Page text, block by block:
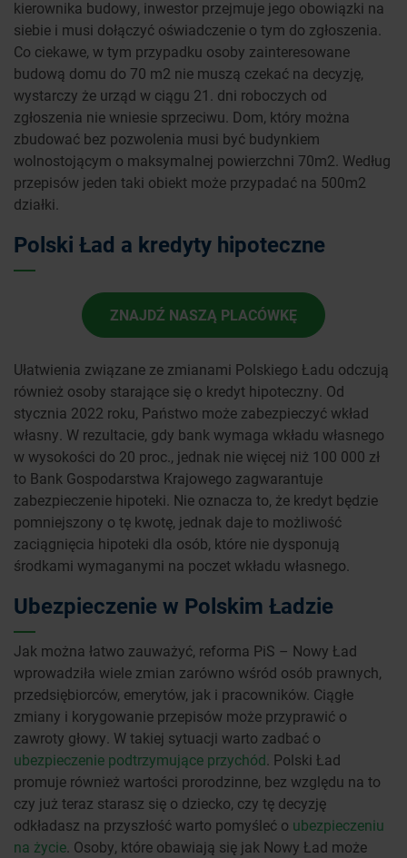
kierownika budowy, inwestor przejmuje jego obowiązki na
siebie i musi dołączyć oświadczenie o tym do zgłoszenia.
Co ciekawe, w tym przypadku osoby zainteresowane
budową domu do 70 m2 nie muszą czekać na decyzję,
wystarczy że urząd w ciągu 21. dni roboczych od
zgłoszenia nie wniesie sprzeciwu. Dom, który można
zbudować bez pozwolenia musi być budynkiem
wolnostojącym o maksymalnej powierzchni 70m2. Według
przepisów jeden taki obiekt może przypadać na 500m2
działki.
Polski Ład a kredyty hipoteczne
ZNAJDŹ NASZĄ PLACÓWKĘ
Ułatwienia związane ze zmianami Polskiego Ładu odczują
również osoby starające się o kredyt hipoteczny. Od
stycznia 2022 roku, Państwo może zabezpieczyć wkład
własny. W rezultacie, gdy bank wymaga wkładu własnego
w wysokości do 20 proc., jednak nie więcej niż 100 000 zł
to Bank Gospodarstwa Krajowego zagwarantuje
zabezpieczenie hipoteki. Nie oznacza to, że kredyt będzie
pomniejszony o tę kwotę, jednak daje to możliwość
zaciągnięcia hipoteki dla osób, które nie dysponują
środkami wymaganymi na poczet wkładu własnego.
Ubezpieczenie w Polskim Ładzie
Jak można łatwo zauważyć, reforma PiS – Nowy Ład
wprowadziła wiele zmian zarówno wśród osób prawnych,
przedsiębiorców, emerytów, jak i pracowników. Ciągłe
zmiany i korygowanie przepisów może przyprawić o
zawroty głowy. W takiej sytuacji warto zadbać o
ubezpieczenie podtrzymujące przychód. Polski Ład
promuje również wartości prorodzinne, bez względu na to
czy już teraz starasz się o dziecko, czy tę decyzję
odkładasz na przyszłość warto pomyśleć o ubezpieczeniu
na życie. Osoby, które obawiają się jak Nowy Ład może